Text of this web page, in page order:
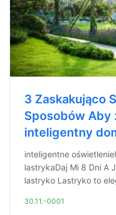
3 Zaskakująco
Sposobów Aby
inteligentny
inteligentne
lastrykaDaj Mi 8 Dni A
lastryko Lastryko to
30.11.-0001